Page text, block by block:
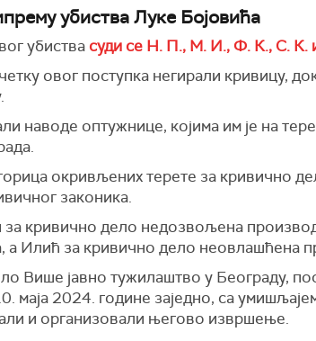
убиства Луке Бојовића
убиства суди се Н. П., М. И., Ф. К., С. К.
овог поступка негирали кривицу,
наводе оптужнице, којима им је на
окривљених терете за кривично
законика.
за кривично дело недозвољена
а Илић за кривично дело неовлашћена
Више јавно тужилаштво у Београду,
маја 2024. године заједно, са
и организовали његово извршење.